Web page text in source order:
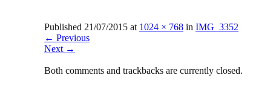
Published 21/07/2015 at 1024 × 768 in IMG_3352
← Previous
Next →
Both comments and trackbacks are currently closed.